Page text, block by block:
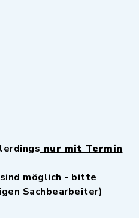
nur mit Termin
möglich - bitte
Sachbearbeiter)